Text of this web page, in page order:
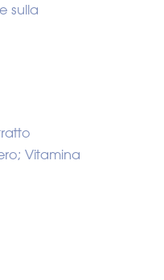
sulla
Vitamina